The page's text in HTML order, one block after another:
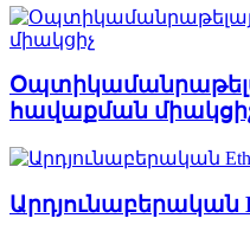
հավաքման
Արդյունաբերական